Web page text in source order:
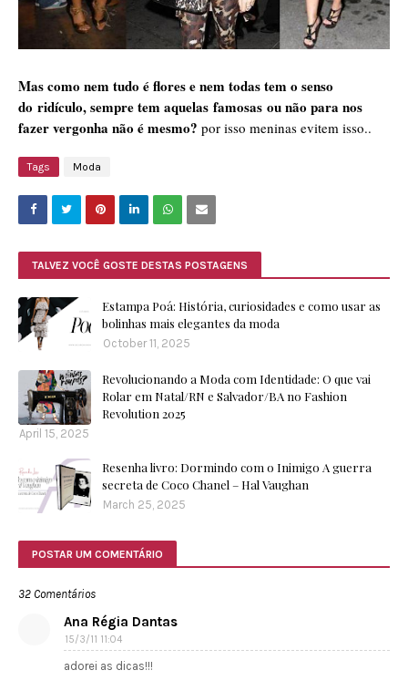
Mas como nem tudo é flores e nem todas tem o senso
do ridículo, sempre tem aquelas famosas ou não para nos
fazer vergonha não é mesmo? por isso meninas evitem isso..
Tags Moda
TALVEZ VOCÊ GOSTE DESTAS POSTAGENS
Estampa Poá: História, curiosidades e como usar as
bolinhas mais elegantes da moda
October 11, 2025
Revolucionando a Moda com Identidade: O que vai
Rolar em Natal/RN e Salvador/BA no Fashion
Revolution 2025
April 15, 2025
Resenha livro: Dormindo com o Inimigo A guerra
secreta de Coco Chanel – Hal Vaughan
March 25, 2025
POSTAR UM COMENTÁRIO
32 Comentários
Ana Régia Dantas
15/3/11 11:04
adorei as dicas!!!